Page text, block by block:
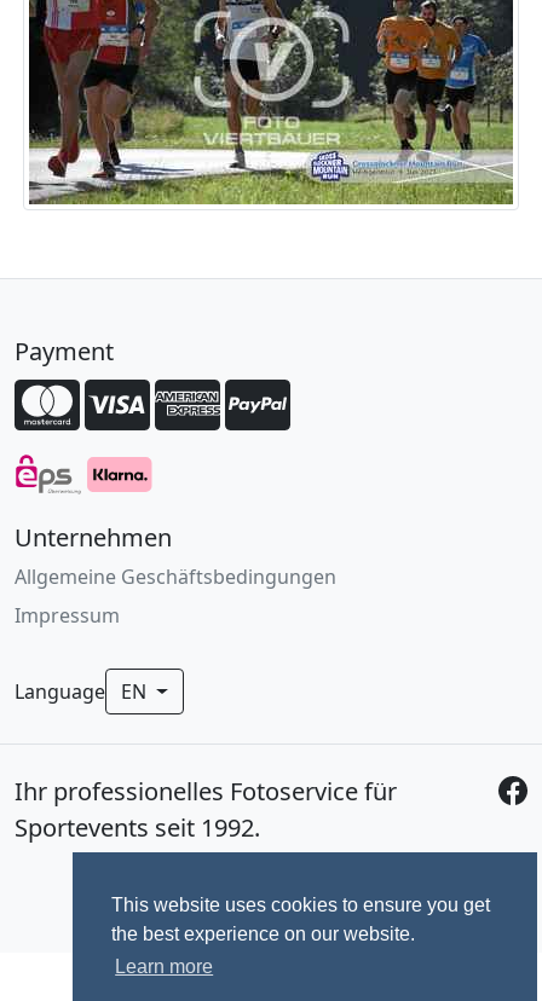
This website uses cookies to ensure you get
the best experience on our website.
Learn more
Payment
Unternehmen
Allgemeine Geschäftsbedingungen
Impressum
Language EN
Ihr professionelles Fotoservice für
Sportevents seit 1992.